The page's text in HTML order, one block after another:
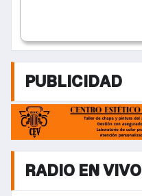
PUBLICIDAD
RADIO EN VIVO